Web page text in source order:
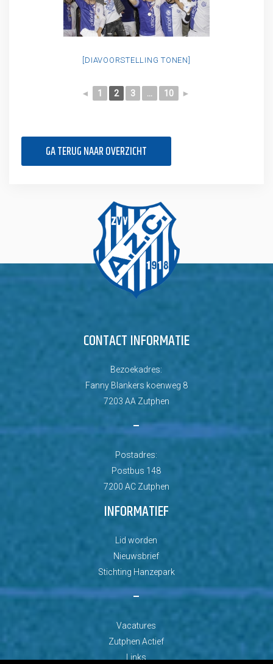
[DIAVOORSTELLING TONEN]
◄ 1 2 3 ... 10 ►
GA TERUG NAAR OVERZICHT
CONTACT INFORMATIE
Bezoekadres:
Fanny Blankers koenweg 8
7203 AA Zutphen
–
Postadres:
Postbus 148
7200 AC Zutphen
INFORMATIEF
Lid worden
Nieuwsbrief
Stichting Hanzepark
–
Vacatures
Zutphen Actief
Links